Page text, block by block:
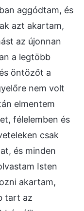
aggódtam, és
azt akartam,
az újonnan
a legtöbb
öntözőt a
nem volt
elmentem
félelemben és
csak
és minden
Isten
akartam,
tart az